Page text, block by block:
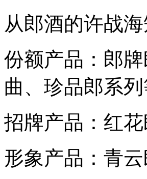
从郎酒的许战
份额产品：郎
曲、珍品郎系
招牌产品：红
形象产品：青